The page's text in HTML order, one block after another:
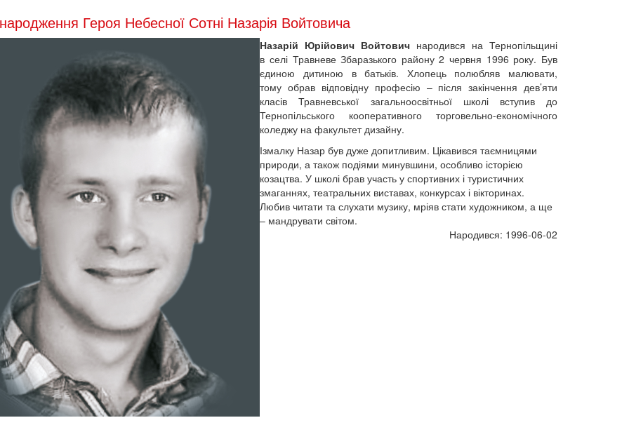
Героя Небесної Сотні Назарія Войтовича
Назарій Юрійович Войтович народився на Тернопільщині
в селі Травневе Збаразького району 2 червня 1996 року. Був
єдиною дитиною в батьків. Хлопець полюбляв малювати,
тому обрав відповідну професію – після закінчення дев’яти
класів Травневської загальноосвітньої школі вступив до
Тернопільського кооперативного торговельно-економічного
коледжу на факультет дизайну.
Ізмалку Назар був дуже допитливим. Цікавився таємницями
природи, а також подіями минувшини, особливо історією
козацтва. У школі брав участь у спортивних і туристичних
змаганнях, театральних виставах, конкурсах і вікторинах.
Любив читати та слухати музику, мріяв стати художником, а ще
– мандрувати світом.
Народився: 1996-06-02